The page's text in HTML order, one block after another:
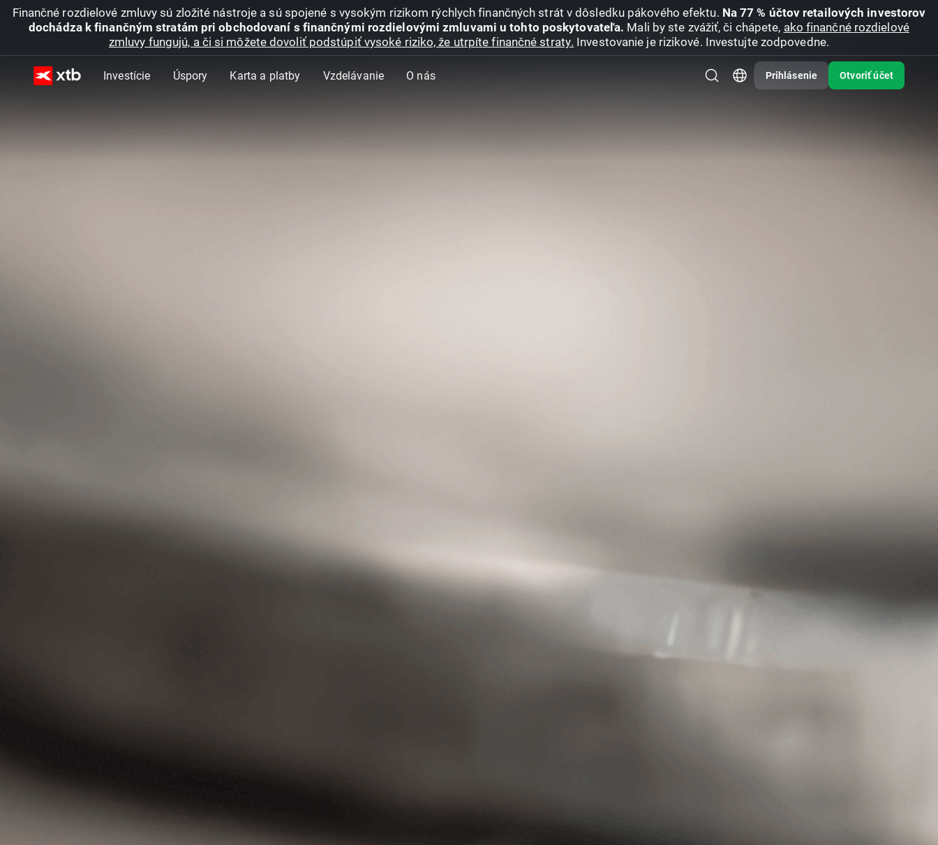
Finančné rozdielové zmluvy sú zložité nástroje a sú spojené s vysokým rizikom rýchlych finančných strát v dôsledku pákového efektu. Na 77 % účtov retailových investorov
dochádza k finančným stratám pri obchodovaní s finančnými rozdielovými zmluvami u tohto poskytovateľa. Mali by ste zvážiť, či chápete, ako finančné rozdielové
zmluvy fungujú, a či si môžete dovoliť podstúpiť vysoké riziko, že utrpíte finančné straty. Investovanie je rizikové. Investujte zodpovedne.
Investície Úspory Karta a platby Vzdelávanie O nás Prihlásenie Otvoriť účet